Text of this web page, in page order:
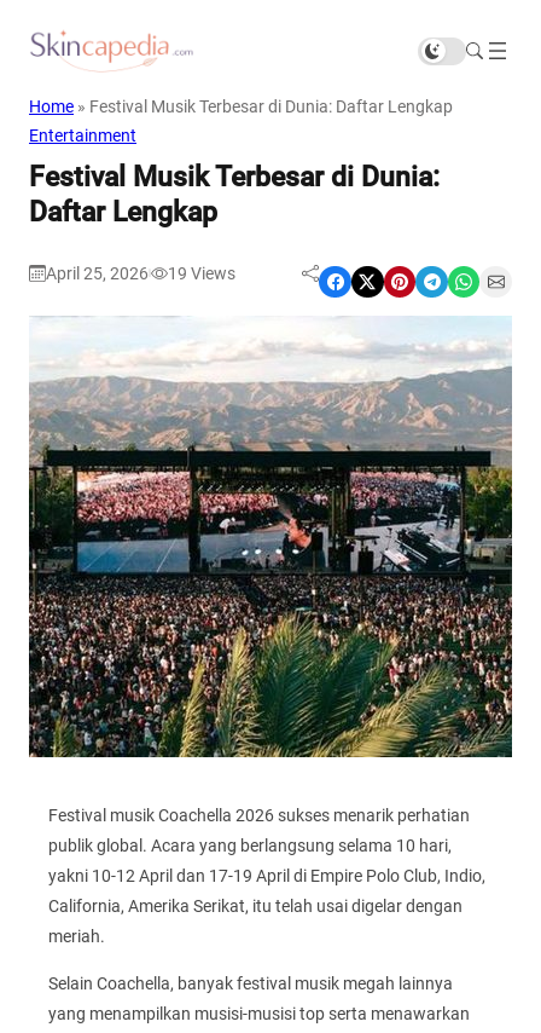
Home » Festival Musik Terbesar di Dunia: Daftar Lengkap
Entertainment
Festival Musik Terbesar di Dunia:
Daftar Lengkap
April 25, 2026 19 Views Share on Facebook Share on X Share on Pinterest Share on Telegram Share on WhatsApp Share on Email
Festival musik Coachella 2026 sukses menarik perhatian
publik global. Acara yang berlangsung selama 10 hari,
yakni 10-12 April dan 17-19 April di Empire Polo Club, Indio,
California, Amerika Serikat, itu telah usai digelar dengan
meriah.
Selain Coachella, banyak festival musik megah lainnya
yang menampilkan musisi-musisi top serta menawarkan